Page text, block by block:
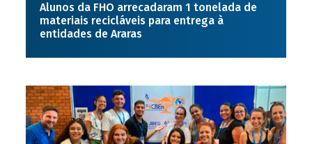
Alunos da FHO arrecadaram 1 tonelada de
materiais recicláveis para entrega à
entidades de Araras